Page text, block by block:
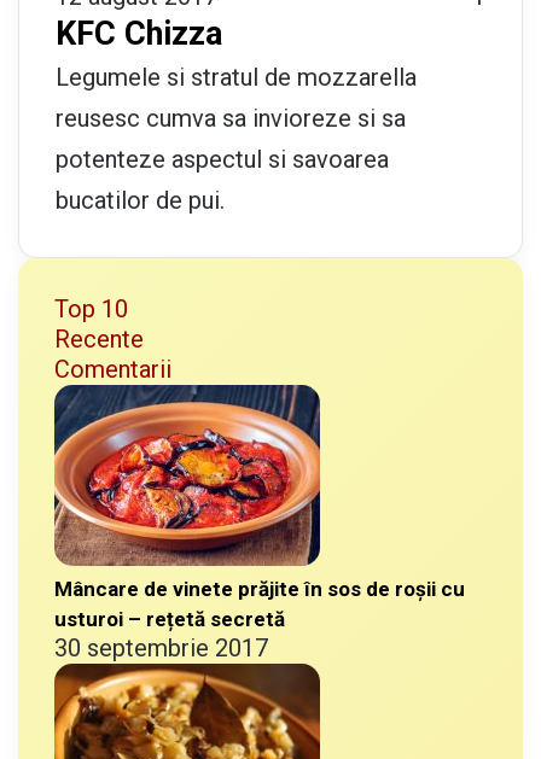
KFC Chizza
Legumele si stratul de mozzarella
reusesc cumva sa invioreze si sa
potenteze aspectul si savoarea
bucatilor de pui.
Top 10
Recente
Comentarii
Mâncare de vinete prăjite în sos de roșii cu
usturoi – rețetă secretă
30 septembrie 2017